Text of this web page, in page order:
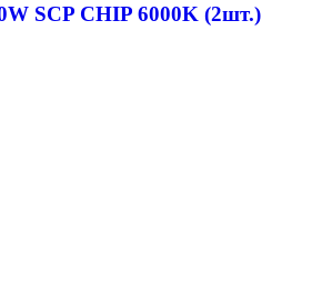
SCP CHIP 6000K (2шт.)